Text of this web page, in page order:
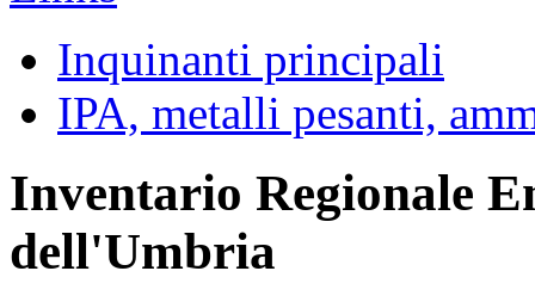
Inquinanti principali
IPA, metalli pesanti,
Inventario Regionale
dell'Umbria